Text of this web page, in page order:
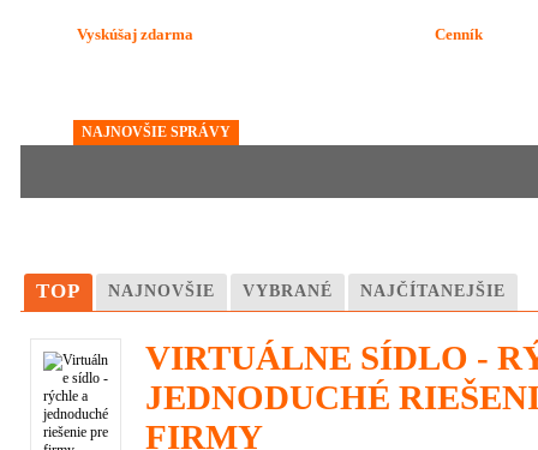
Vyskúšaj zdarma Cenník
NAJNOVŠIE SPRÁVY
TOP NAJNOVŠIE VYBRANÉ NAJČÍTANEJŠIE
VIRTUÁLNE SÍDLO -
JEDNODUCHÉ
FIRMY